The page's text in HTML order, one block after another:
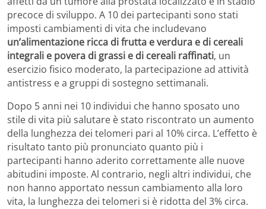
precoce di sviluppo. A 10 dei partecipanti sono stati
imposti cambiamenti di vita che includevano
un’alimentazione ricca di frutta e verdura e di cereali
integrali e povera di grassi e di cereali raffinati, un
esercizio fisico moderato, la partecipazione ad attività
antistress e a gruppi di sostegno settimanali.
Dopo 5 anni nei 10 individui che hanno sposato uno
stile di vita più salutare è stato riscontrato un aumento
della lunghezza dei telomeri pari al 10% circa. L’effetto è
risultato tanto più pronunciato quanto più i
partecipanti hanno aderito correttamente alle nuove
abitudini imposte. Al contrario, negli altri individui, che
non hanno apportato nessun cambiamento alla loro
vita, la lunghezza dei telomeri si è ridotta del 3% circa.